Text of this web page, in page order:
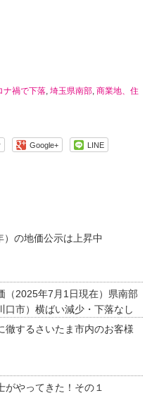
ナ禍で下落,埼玉県南部,商業地、住
Google+ LINE
の地価公示は上昇中
（2025年7月1日現在）県南部
口市）横ばい減少・下落なし
徹するさいたま市内のお客様
がやってきた！その１